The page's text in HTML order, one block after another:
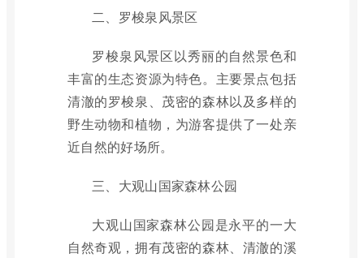
二、罗梭泉风景区
罗梭泉风景区以秀丽的自然景色和
丰富的生态资源为特色。主要景点包括
清澈的罗梭泉、茂密的森林以及多样的
野生动物和植物，为游客提供了一处亲
近自然的好场所。
三、大观山国家森林公园
大观山国家森林公园是永平的一大
自然奇观，拥有茂密的森林、清澈的溪